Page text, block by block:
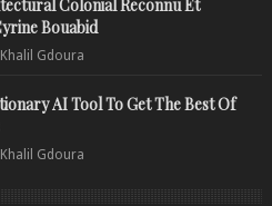
Colonial Reconnu Et
Bouabid
Khalil Gdoura
AI Tool To Get The Best Of
Khalil Gdoura